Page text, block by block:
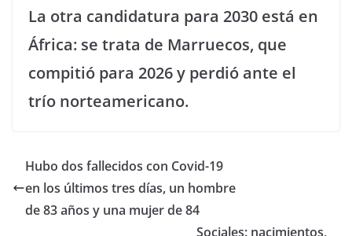
La otra candidatura para 2030 está en
África: se trata de Marruecos, que
compitió para 2026 y perdió ante el
trío norteamericano.
Hubo dos fallecidos con Covid-19
en los últimos tres días, un hombre
de 83 años y una mujer de 84
Sociales: nacimientos,